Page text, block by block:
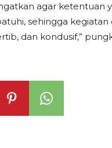
agar ketentuan
sehingga kegiatan
dan kondusif,”